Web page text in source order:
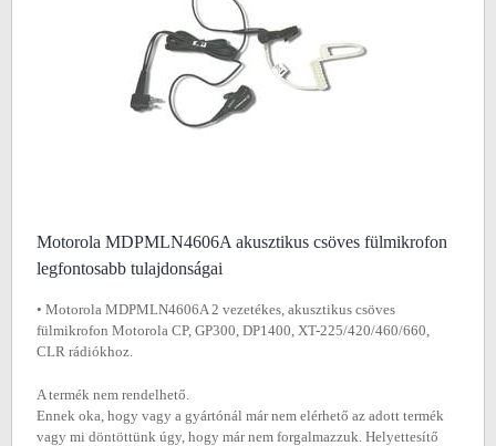
Motorola MDPMLN4606A akusztikus csöves fülmikrofon
legfontosabb tulajdonságai
• Motorola MDPMLN4606A 2 vezetékes, akusztikus csöves
fülmikrofon Motorola CP, GP300, DP1400, XT-225/420/460/660,
CLR rádiókhoz.
A termék nem rendelhető.
Ennek oka, hogy vagy a gyártónál már nem elérhető az adott termék
vagy mi döntöttünk úgy, hogy már nem forgalmazzuk. Helyettesítő